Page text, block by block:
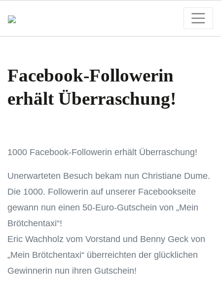
Facebook-Followerin
erhält Überraschung!
1000 Facebook-Followerin erhält Überraschung!
Unerwarteten Besuch bekam nun Christiane Dume.
Die 1000. Followerin auf unserer Facebookseite
gewann nun einen 50-Euro-Gutschein von „Mein
Brötchentaxi“!
Eric Wachholz vom Vorstand und Benny Geck von
„Mein Brötchentaxi“ überreichten der glücklichen
Gewinnerin nun ihren Gutschein!